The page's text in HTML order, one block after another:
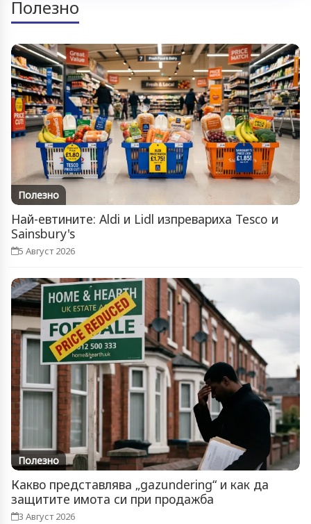
Полезно
Полезно
Най-евтините: Aldi и Lidl изпревариха Tesco и
Sainsbury's
5 Август 2026
Полезно
Какво представлява „gazundering“ и как да
защитите имота си при продажба
3 Август 2026